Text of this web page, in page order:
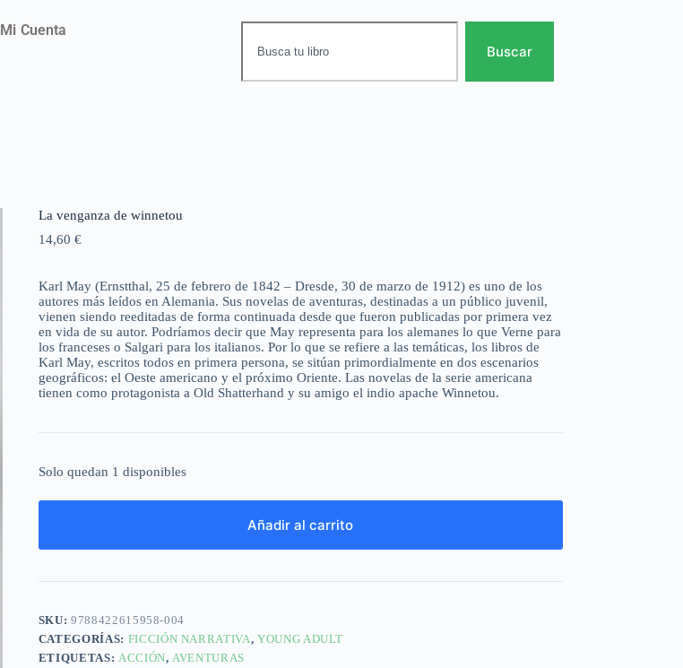
Mi Cuenta
Buscar
La venganza de winnetou
14,60 €
Karl May (Ernstthal, 25 de febrero de 1842 – Dresde, 30 de marzo de 1912) es uno de los
autores más leídos en Alemania. Sus novelas de aventuras, destinadas a un público juvenil,
vienen siendo reeditadas de forma continuada desde que fueron publicadas por primera vez
en vida de su autor. Podríamos decir que May representa para los alemanes lo que Verne para
los franceses o Salgari para los italianos. Por lo que se refiere a las temáticas, los libros de
Karl May, escritos todos en primera persona, se sitúan primordialmente en dos escenarios
geográficos: el Oeste americano y el próximo Oriente. Las novelas de la serie americana
tienen como protagonista a Old Shatterhand y su amigo el indio apache Winnetou.
Solo quedan 1 disponibles
Añadir al carrito
SKU:9788422615958-004
CATEGORÍAS: FICCIÓN NARRATIVA, YOUNG ADULT
ETIQUETAS: ACCIÓN, AVENTURAS